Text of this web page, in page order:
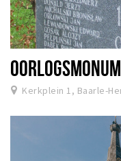
Kerkplein 1, Baarle-